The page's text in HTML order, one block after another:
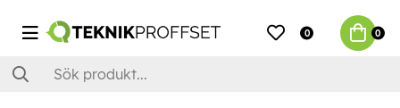
0 0